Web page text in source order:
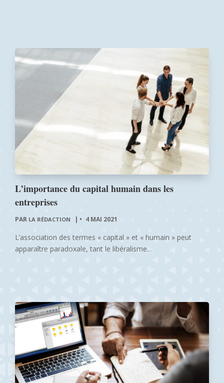
L’importance du capital humain dans les
entreprises
PAR LA RÉDACTION | 4 MAI 2021
L’association des termes « capital » et « humain » peut
apparaître paradoxale, tant le libéralisme...